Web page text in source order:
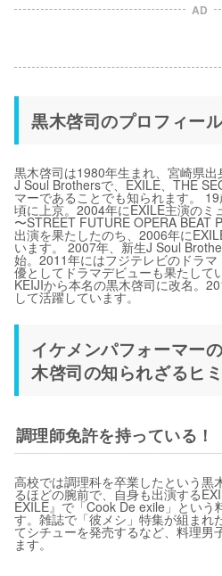
AD
黒木啓司のプロフィー
黒木啓司は1980年生まれ、宮崎県
J Soul Brothersで、EXILE、THE
マーであることでも知られます。
頃に上京。2004年にEXILE主演のミ
〜STREET FUTURE OPERA BEAT
出演を果たしたのち、2006年に
います。 2007年、新生J Soul
始。2011年にはフジテレビのドラ
優としてドラマデビューも果たして
KEIJIから本名の黒木啓司に改名。
して活躍しています。
イケメンパフォーマー
木啓司の知られざるヒ
調理師免許を持っている！
高校では調理科を卒業したという黒
るほどの腕前で、自身も出演する
EXILE』で「Cook De exile」という
す。雑誌で「彼メシ」特集が組まれ
てシチューを発売するなど、料理男
ます。